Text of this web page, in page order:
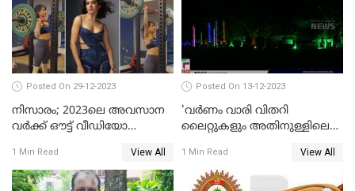
Posted On 29-12-2023
നിസാരം; 2023ലെ അവസാന
വർക്ക് ഔട്ട് വീഡിയോ
1 Min Read View All
Posted On 13-12-2023
'വര്‍ണം വാരി വിതറി
ലൈറ്റുകളും അതിനുള്ളിലെ
അണിഞ്ഞൊരുങ്ങി എസ് ബി
കോളേജ് മൈതാനം
1 Min Read View All